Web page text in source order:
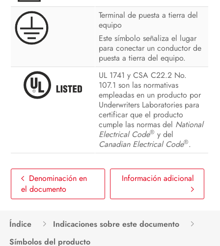
Terminal de puesta a tierra del
equipo
Este símbolo señaliza el lugar
para conectar un conductor de
puesta a tierra del equipo.
UL 1741 y CSA C22.2 No.
107.1 son las normativas
empleadas en un producto por
Underwriters Laboratories para
certificar que el producto
cumple las normas del National
Electrical Code® y del
Canadian Electrical Code®.
Denominación en
el documento
Información adicional
Índice
Indicaciones sobre este documento
Símbolos del producto